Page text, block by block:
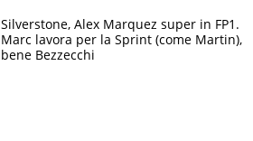
Silverstone, Alex Marquez super in FP1.
Marc lavora per la Sprint (come Martin),
bene Bezzecchi